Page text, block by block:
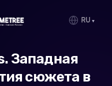
RU
Западная
сюжета в